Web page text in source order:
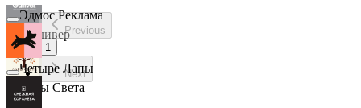
Гулливер
Дары Света
Эдмос Реклама
Четыре Лапы
Previous
1
Next